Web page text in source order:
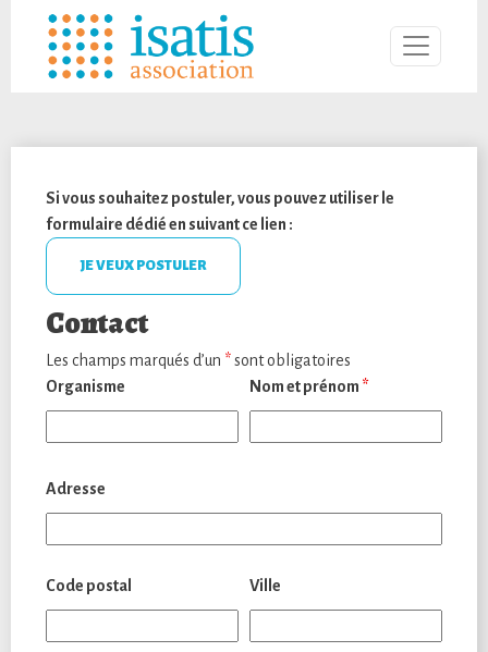
Si vous souhaitez postuler, vous pouvez utiliser le
formulaire dédié en suivant ce lien :
JE VEUX POSTULER
Contact
Les champs marqués d’un *sont obligatoires
Organisme
Nom et prénom *
Adresse
Code postal Ville